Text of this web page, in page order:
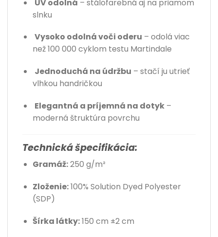
UV odolná – stálofarebná aj na priamom
slnku
Vysoko odolná voči oderu – odolá viac
než 100 000 cyklom testu Martindale
Jednoduchá na údržbu – stačí ju utrieť
vlhkou handričkou
Elegantná a príjemná na dotyk–
moderná štruktúra povrchu
Technická špecifikácia:
Gramáž:250 g/m²
Zloženie:100% Solution Dyed Polyester
(SDP)
Šírka látky:150 cm ±2 cm